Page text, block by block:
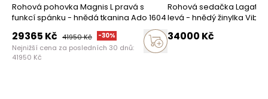
Rohová pohovka Magnis L pravá s
funkcí spánku - hnědá tkanina Ado 1604
29365 Kč 41950Kč -30%
Nejnižší cena za posledních 30 dnů:
41950 Kč
Rohová sedačka Lagato
levá - hnědý žinylka Vibe
34000 Kč